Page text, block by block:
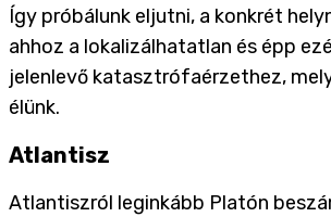
Így próbálunk eljutni, a konkrét
ahhoz a lokalizálhatatlan és épp
jelenlevő katasztrófaérzethez,
élünk.
Atlantisz
Atlantiszról leginkább Platón